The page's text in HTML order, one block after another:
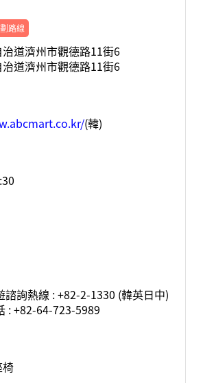
路線
道濟州市觀德路11街6
道濟州市觀德路11街6
(韓)
諮詢熱線 : +82-2-1330 (韓英日中)
: +82-64-723-5989